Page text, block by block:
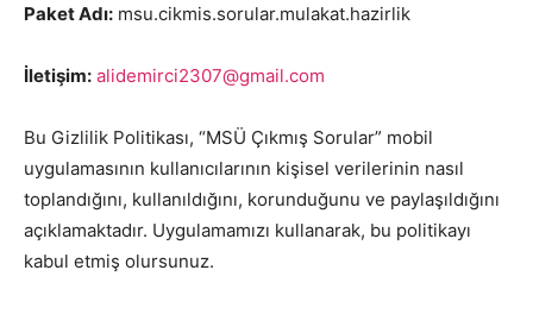
Paket Adı: msu.cikmis.sorular.mulakat.hazirlik
İletişim: alidemirci2307@gmail.com
Bu Gizlilik Politikası, “MSÜ Çıkmış Sorular” mobil
uygulamasının kullanıcılarının kişisel verilerinin nasıl
toplandığını, kullanıldığını, korunduğunu ve paylaşıldığını
açıklamaktadır. Uygulamamızı kullanarak, bu politikayı
kabul etmiş olursunuz.